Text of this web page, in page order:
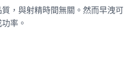
，與射精時間無關。然而早洩可
率。